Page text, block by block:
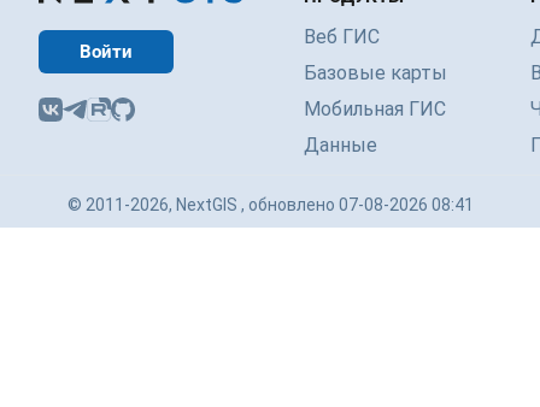
Войти
Веб ГИС
Базовые карты
Мобильная ГИС
Данные
© 2011-2026, NextGIS , обновлено 07-08-2026 08:41